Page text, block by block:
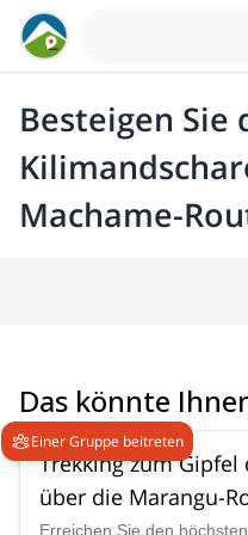
Besteigen Sie
Machame-
Das könnte
Einer Gruppe beitreten
Trekking zum
über die Marangu-
Erreichen Sie den